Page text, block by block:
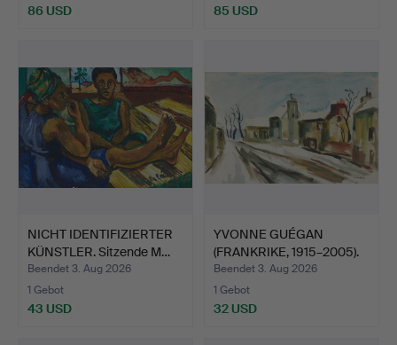
86 USD 85 USD
NICHT IDENTIFIZIERTER
KÜNSTLER. Sitzende M…
Beendet 3. Aug 2026
1 Gebot
43 USD
YVONNE GUÉGAN
(FRANKRIKE, 1915–2005).
Stad…
Beendet 3. Aug 2026
1 Gebot
32 USD